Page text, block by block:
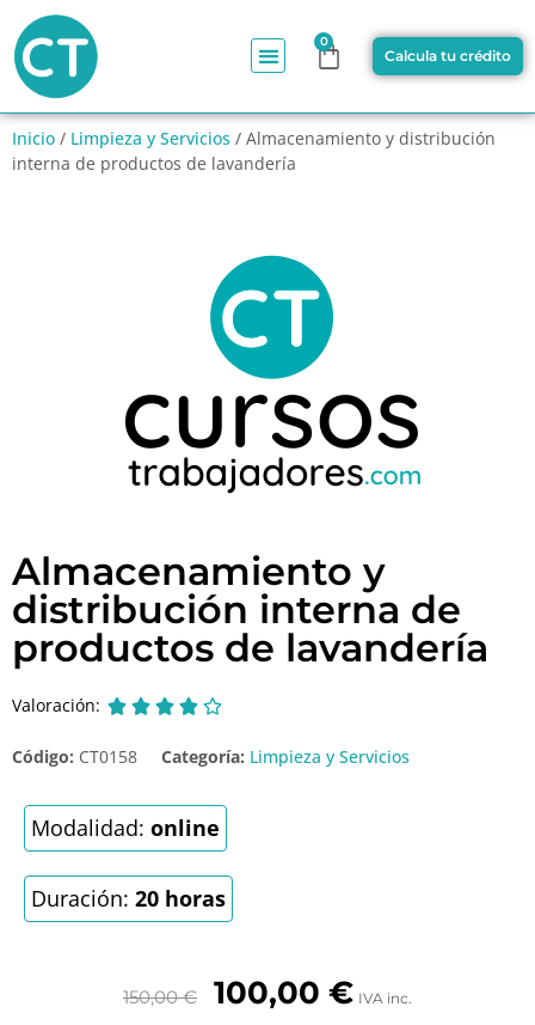
0
Calcula tu crédito
Inicio / Limpieza y Servicios / Almacenamiento y distribución
interna de productos de lavandería
Almacenamiento y
distribución interna de
productos de lavandería
Valoración:     
Código: CT0158 Categoría: Limpieza y Servicios
Modalidad: online
Duración: 20 horas
150,00€ 100,00 € IVA inc.